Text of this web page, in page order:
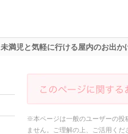
未満児と気軽に行ける屋内のお出か
※本ページは一般のユーザーの投
ません。ご理解の上、ご活用くだ